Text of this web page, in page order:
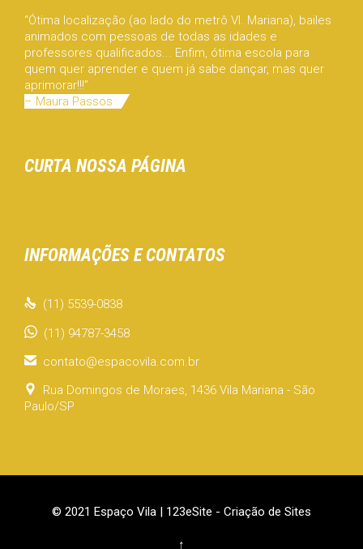
“Ótima localização (ao lado do metrô Vl. Mariana), bailes
animados com pessoas de todas as idades e
professores qualificados... Enfim, ótima escola para
quem quer aprender e quem já sabe dançar, mas quer
aprimorar!!!”
– Maura Passos
CURTA NOSSA PÁGINA
INFORMAÇÕES E CONTATOS
 (11) 5539-0838
(11) 94787-3458
 contato@espacovila.com.br

Rua Domingos de Moraes, 1436 Vila Mariana - São
Paulo/SP
© 2021 Espaço Vila | 123eSite - Criação de Sites
↑